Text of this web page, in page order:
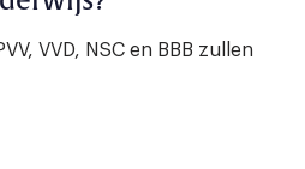
VVD, NSC en BBB zullen